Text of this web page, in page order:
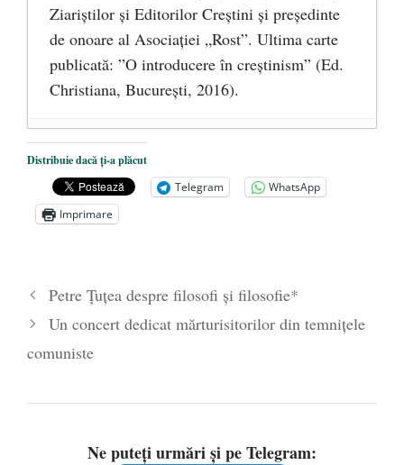
Ziariştilor şi Editorilor Creştini şi preşedinte
de onoare al Asociaţiei „Rost”. Ultima carte
publicată: ”O introducere în creștinism” (Ed.
Christiana, Bucureşti, 2016).
DANA KONYA-PETRIȘOR, ÎNTRU
VEȘNICĂ POMENIRE
- 17 martie 2021
ÎNĂLȚATU-S-A! - 28 mai 2020
Sic credo – Francisco Franco (1892-1975)
Distribuie dacă ți-a plăcut
Telegram
WhatsApp
Imprimare
Petre Țuțea despre filosofi și filosofie*
Un concert dedicat mărturisitorilor din temniţele
comuniste
Ne puteți urmări și pe Telegram: